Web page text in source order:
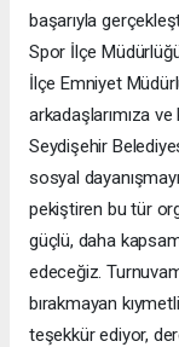
başarıyla
Spor İlçe
İlçe Emniyet
arkadaşlarımıza
Seydişehir
sosyal
pekiştiren bu tür
güçlü, daha
edeceğiz.
bırakmayan
teşekkür ediyor,